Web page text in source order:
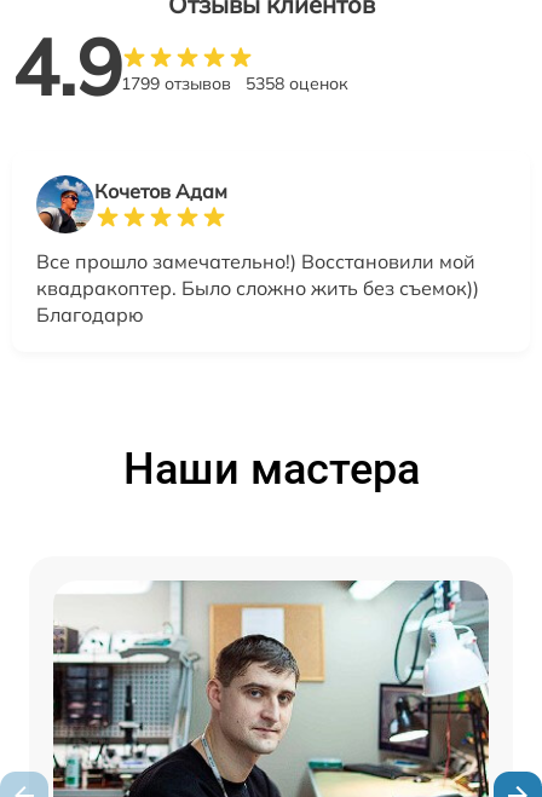
4.91799 отзывов 5358 оценок
Кочетов Адам
Все прошло замечательно!) Восстановили мой
квадракоптер. Было сложно жить без съемок))
Благодарю
Наши мастера